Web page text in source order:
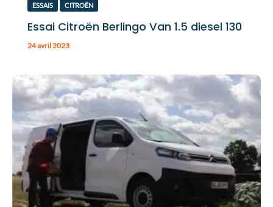
ESSAIS CITROËN
Essai Citroën Berlingo Van 1.5 diesel 130
24 avril 2023